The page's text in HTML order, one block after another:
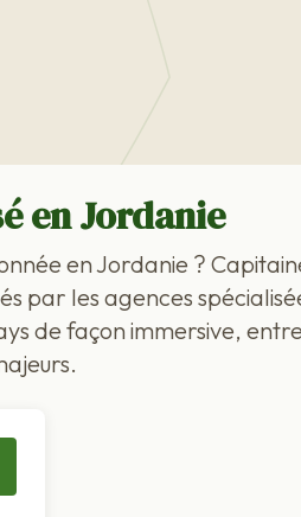
en Jordanie
en Jordanie ?
par les agences
de façon immersive,